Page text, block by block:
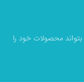
محصولات خود را